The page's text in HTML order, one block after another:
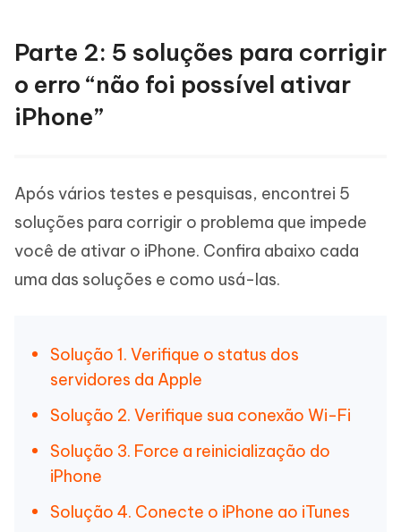
Parte 2: 5 soluções para corrigir
o erro “não foi possível ativar
iPhone”
Após vários testes e pesquisas, encontrei 5
soluções para corrigir o problema que impede
você de ativar o iPhone. Confira abaixo cada
uma das soluções e como usá-las.
Solução 1. Verifique o status dos
servidores da Apple
Solução 2. Verifique sua conexão Wi-Fi
Solução 3. Force a reinicialização do
iPhone
Solução 4. Conecte o iPhone ao iTunes